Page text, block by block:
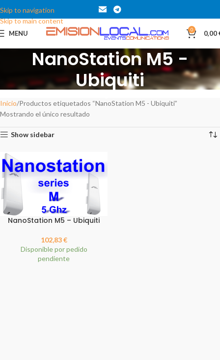
Skip to navigation
Skip to main content
MENU 0 0,00
NanoStation M5 -
Ubiquiti
Inicio Productos etiquetados “NanoStation M5 - Ubiquiti”
Mostrando el único resultado
Show sidebar
NanoStation M5 – Ubiquiti
102,83€
Disponible por pedido
pendiente